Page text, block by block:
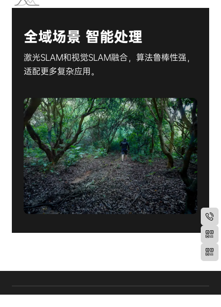
全域场景 智能处理
激光SLAM和视觉SLAM融合，算法鲁棒性强，
适配更多复杂应用。